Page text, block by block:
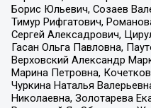
Борис Юльевич, Созаев
Тимур Рифгатович,
Сергей Алексадрович,
Гасан Ольга Павловна,
Верховский Александр
Марина Петровна,
Чуркина Наталья
Николаевна, Золотарева